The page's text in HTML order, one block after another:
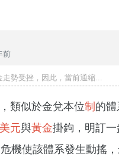
前
勢受挫，因此，當前通縮...
類似於金兌本位制 的
美元與黃金掛鉤，明訂
危機使該體系發生動搖